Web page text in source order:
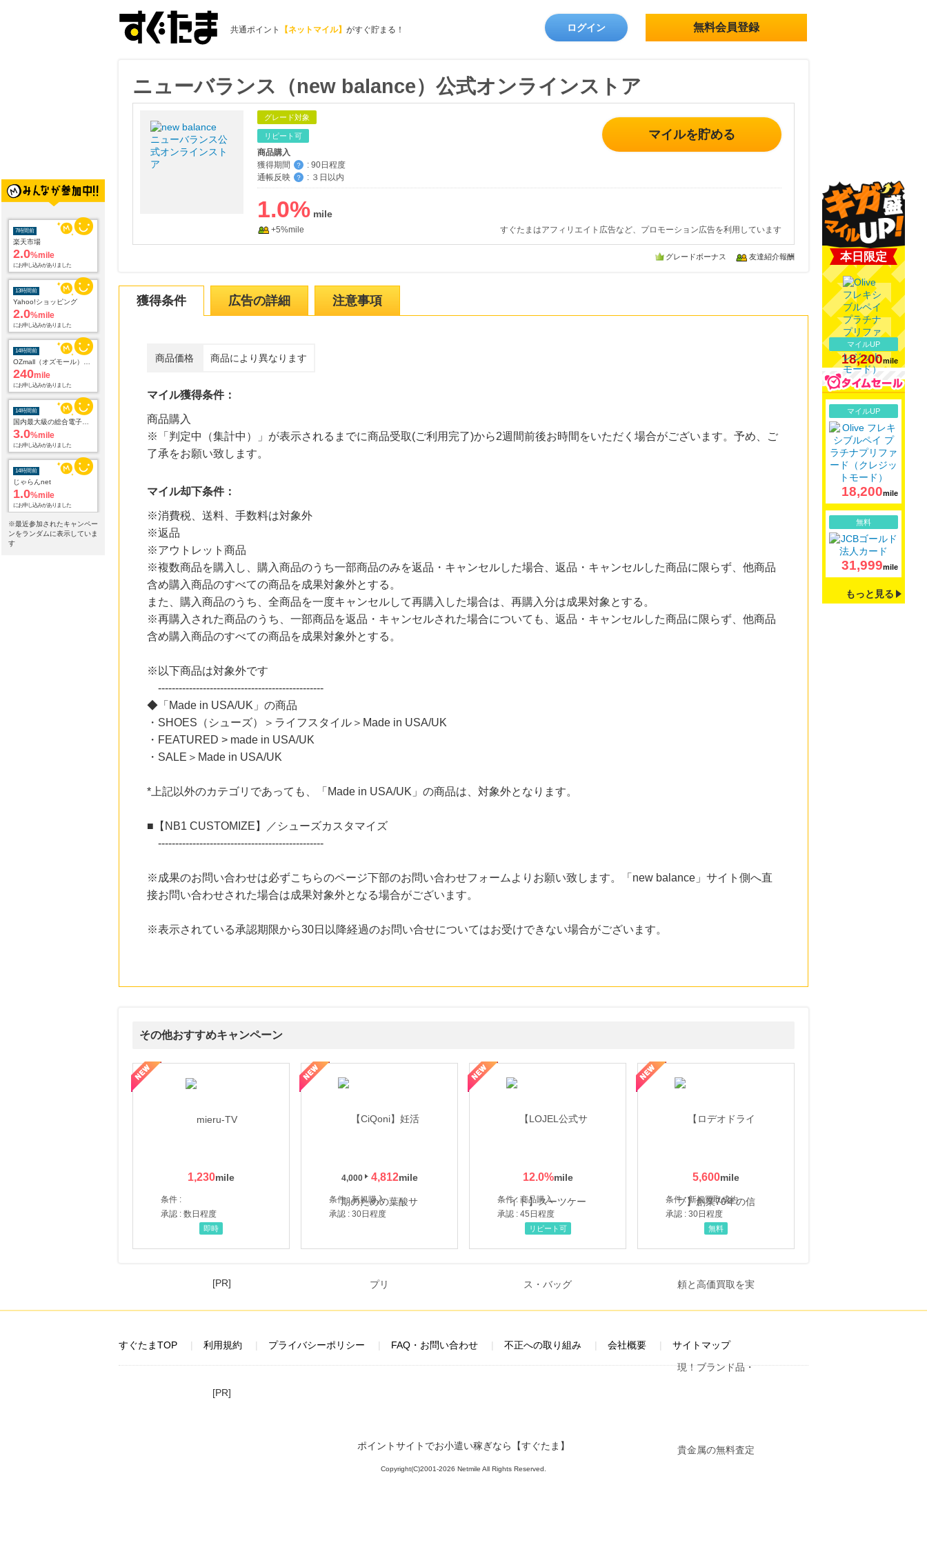
共通ポイント 【ネットマイル】 がすぐ貯まる！ ログイン 無料会員登録
7時間前
2.0%mile
にお申し込みがありました
13時間前
Yahoo!ショッピング
2.0%mile
にお申し込みがありました
14時間前
240mile
にお申し込みがありました
14時間前
3.0%mile
にお申し込みがありました
14時間前
じゃらんnet
1.0%mile
にお申し込みがありました
14時間前
電子貸本Renta!
14.0%mile
にお申し込みがありました
※最近参加されたキャンペー
ンをランダムに表示していま
す
ニューバランス（new balance）公式オンラインストア
グレード対象
リピート可
商品購入
獲得期間
？ : 90日程度
通帳反映
？ : ３日以内
マイルを貯める
1.0%
+5%mile すぐたまはアフィリエイト広告など、プロモーション広告を利用しています
グレードボーナス 友達紹介報酬
獲得条件 広告の詳細 注意事項
商品価格 商品により異なります
マイル獲得条件：
商品購入
※「判定中（集計中）」が表示されるまでに商品受取(ご利用完了)から2週間前後お時間をいただく場合がございます。予め、ご
了承をお願い致します。
マイル却下条件：
※消費税、送料、手数料は対象外
※返品
※アウトレット商品
※複数商品を購入し、購入商品のうち一部商品のみを返品・キャンセルした場合、返品・キャンセルした商品に限らず、他商品
含め購入商品のすべての商品を成果対象外とする。
また、購入商品のうち、全商品を一度キャンセルして再購入した場合は、再購入分は成果対象とする。
※再購入された商品のうち、一部商品を返品・キャンセルされた場合についても、返品・キャンセルした商品に限らず、他商品
含め購入商品のすべての商品を成果対象外とする。
※以下商品は対象外です
------------------------------------------------
◆「Made in USA/UK」の商品
・SHOES（シューズ）＞ライフスタイル＞Made in USA/UK
・FEATURED > made in USA/UK
・SALE＞Made in USA/UK
*上記以外のカテゴリであっても、「Made in USA/UK」の商品は、対象外となります。
■【NB1 CUSTOMIZE】／シューズカスタマイズ
------------------------------------------------
※成果のお問い合わせは必ずこちらのページ下部のお問い合わせフォームよりお願い致します。「new balance」サイト側へ直
接お問い合わせされた場合は成果対象外となる場合がございます。
※表示されている承認期限から30日以降経過のお問い合せについてはお受けできない場合がございます。
その他おすすめキャンペーン
1,230
条件 :
承認 : 数日程度
即時
4,000 4,812
条件 : 新規購入
承認 : 30日程度
12.0%
条件 : 商品購入
承認 : 45日程度
【LOJEL公式サイト】スーツケース・バッグ
リピート可
5,600
条件 : 新規買取成約
承認 : 30日程度
【ロデオドライブ】創業70年の信頼と高価買取を実現！ブランド品・貴金属の無料査定
無料
本日限定
マイルUP
18,200mile
マイルUP
18,200mile
無料
31,999mile
もっと見る
[PR]
すぐたまTOP 利用規約 プライバシーポリシー FAQ・お問い合わせ 不正への取り組み 会社概要 サイトマップ
[PR]
ポイントサイトでお小遣い稼ぎなら【すぐたま】
Copyright(C)2001-2026 Netmile All Rights Reserved.